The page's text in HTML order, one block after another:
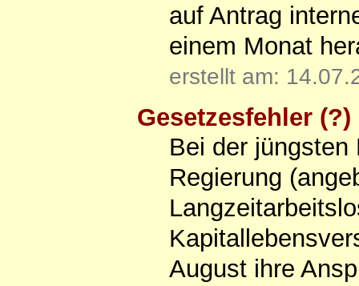
auf Antrag
einem Monat
erstellt am:
Gesetzesfehler
Bei der jüngsten
Regierung
August ihre